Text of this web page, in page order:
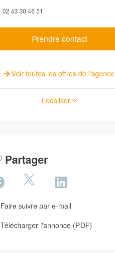
02 43 30 46 51
Prendre contact
Voir toutes les offres de l'agence
Localiser
Partager
Faire suivre par e-mail
Télécharger l'annonce (PDF)